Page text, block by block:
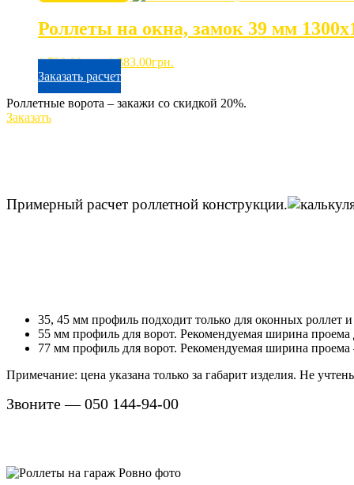
Роллеты на окна, замок 39 мм
1,729.00грн.Первоначальная
цена
1,729.00грн..
1,383.00грн.
Заказать расчет
Роллетные ворота – закажи со скидкой 20%.
Заказать
Примерный расчет роллетной конструкции.
35, 45 мм профиль подходит только для оконных роллет
55 мм профиль для ворот. Рекомендуемая ширина
77 мм профиль для ворот. Рекомендуемая ширина
Примечание: цена указана только за габарит изделия. Не
Звоните — 050 144-94-00